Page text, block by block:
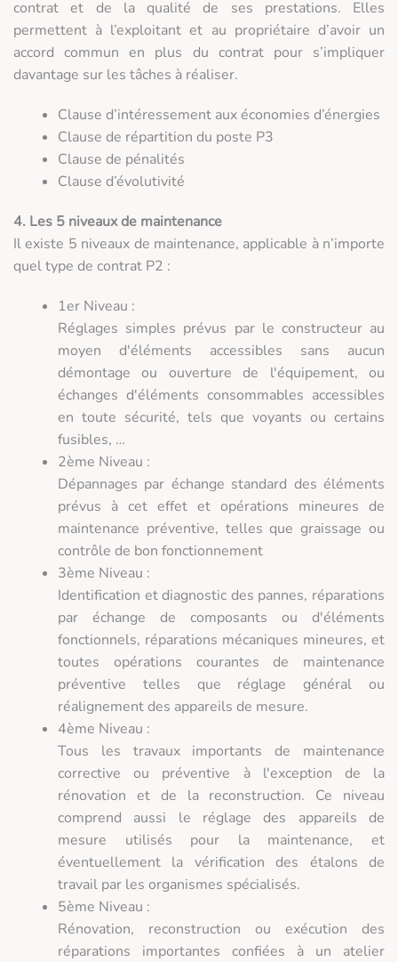
contrat et de la qualité de ses prestations. Elles
permettent à l’exploitant et au propriétaire d’avoir un
accord commun en plus du contrat pour s’impliquer
davantage sur les tâches à réaliser.
Clause d’intéressement aux économies d’énergies
Clause de répartition du poste P3
Clause de pénalités
Clause d’évolutivité
4. Les 5 niveaux de maintenance
Il existe 5 niveaux de maintenance, applicable à n’importe
quel type de contrat P2 :
1er Niveau :
Réglages simples prévus par le constructeur au
moyen d'éléments accessibles sans aucun
démontage ou ouverture de l'équipement, ou
échanges d'éléments consommables accessibles
en toute sécurité, tels que voyants ou certains
fusibles, …
2ème Niveau :
Dépannages par échange standard des éléments
prévus à cet effet et opérations mineures de
maintenance préventive, telles que graissage ou
contrôle de bon fonctionnement
3ème Niveau :
Identification et diagnostic des pannes, réparations
par échange de composants ou d'éléments
fonctionnels, réparations mécaniques mineures, et
toutes opérations courantes de maintenance
préventive telles que réglage général ou
réalignement des appareils de mesure.
4ème Niveau :
Tous les travaux importants de maintenance
corrective ou préventive à l'exception de la
rénovation et de la reconstruction. Ce niveau
comprend aussi le réglage des appareils de
mesure utilisés pour la maintenance, et
éventuellement la vérification des étalons de
travail par les organismes spécialisés.
5ème Niveau :
Rénovation, reconstruction ou exécution des
réparations importantes confiées à un atelier